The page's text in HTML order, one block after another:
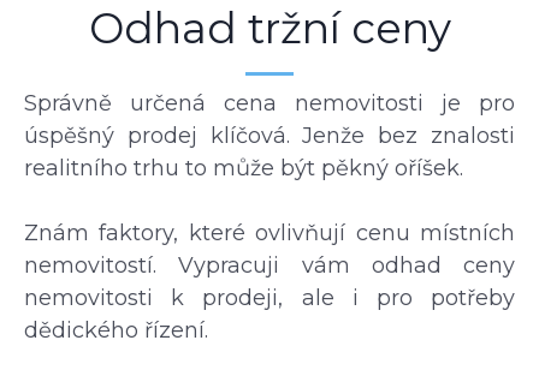
Odhad tržní ceny
Správně určená cena nemovitosti je pro
úspěšný prodej klíčová. Jenže bez znalosti
realitního trhu to může být pěkný oříšek.
Znám faktory, které ovlivňují cenu místních
nemovitostí. Vypracuji vám odhad ceny
nemovitosti k prodeji, ale i pro potřeby
dědického řízení.